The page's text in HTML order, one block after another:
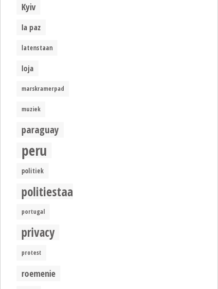
Kyiv
la paz
latenstaan
loja
marskramerpad
muziek
paraguay
peru
politiek
politiestaat
portugal
privacy
protest
roemenie